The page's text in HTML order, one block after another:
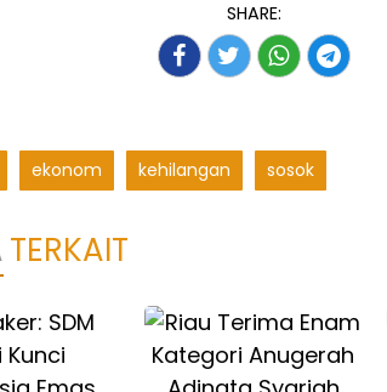
SHARE:
ekonom kehilangan sosok
TERKAIT